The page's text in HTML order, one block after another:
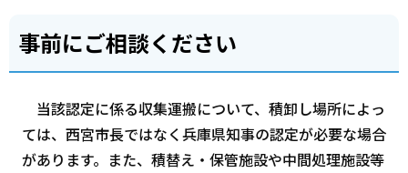
事前にご相談ください
当該認定に係る収集運搬について、積卸し場所によっ
ては、西宮市長ではなく兵庫県知事の認定が必要な場合
があります。また、積替え・保管施設や中間処理施設等